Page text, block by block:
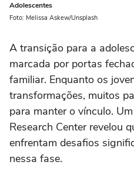
Adolescentes
Foto: Melissa Askew/Unsplash
A transição para a
marcada por portas
familiar. Enquanto os
transformações, muitos
para manter o vínculo.
Research Center revelou
enfrentam desafios
nessa fase.